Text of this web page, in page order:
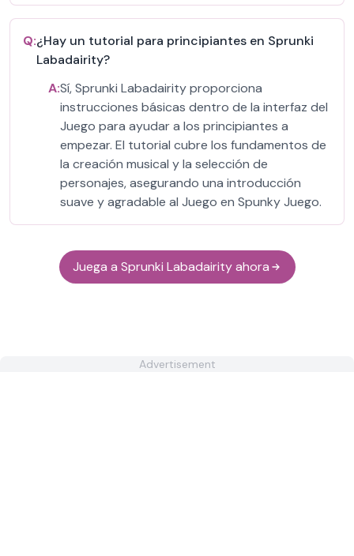
Q:¿Hay un tutorial para principiantes en Sprunki
Labadairity?
A:Sí, Sprunki Labadairity proporciona
instrucciones básicas dentro de la interfaz del
Juego para ayudar a los principiantes a
empezar. El tutorial cubre los fundamentos de
la creación musical y la selección de
personajes, asegurando una introducción
suave y agradable al Juego en Spunky Juego.
Juega a Sprunki Labadairity ahora
Advertisement